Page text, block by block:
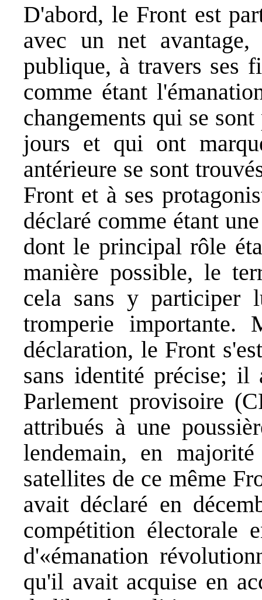
D'abord, le Front est
avec un net
publique, à travers ses
comme étant
changements qui se
jours et qui ont
antérieure se sont
Front et à ses
déclaré comme étant
dont le principal rôle
manière possible, le
cela sans y participer
tromperie importante.
déclaration, le Front
sans identité précise; il
Parlement provisoire
attribués à une
lendemain, en
satellites de ce même
avait déclaré en
compétition électorale
d'«émanation
qu'il avait acquise en